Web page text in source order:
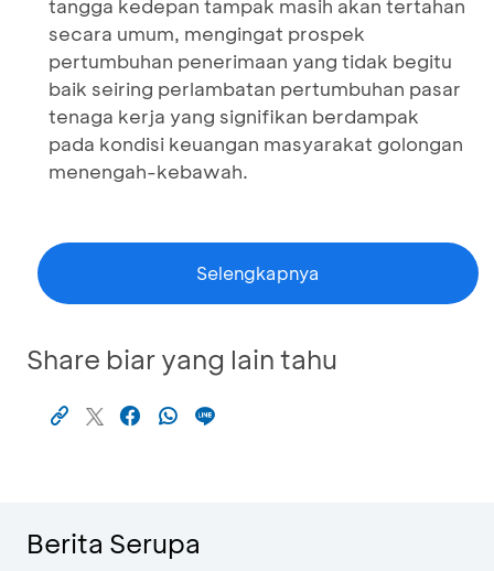
tangga kedepan tampak masih akan tertahan
secara umum, mengingat prospek
pertumbuhan penerimaan yang tidak begitu
baik seiring perlambatan pertumbuhan pasar
tenaga kerja yang signifikan berdampak
pada kondisi keuangan masyarakat golongan
menengah-kebawah.
Selengkapnya
Share biar yang lain tahu
Berita Serupa